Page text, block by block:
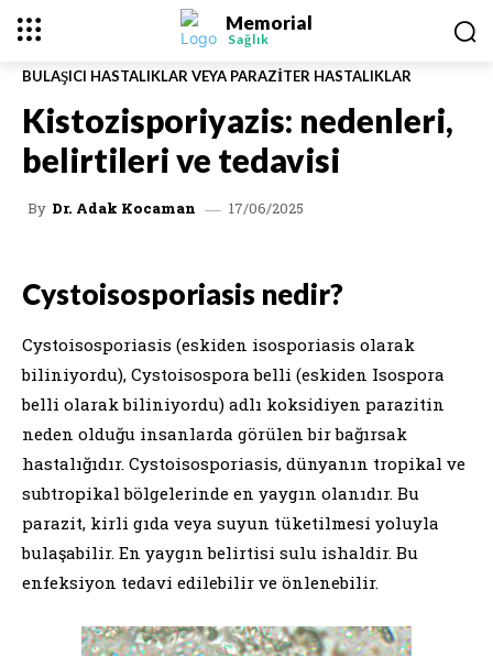
Memorial
Sağlık
BULAŞICI HASTALIKLAR VEYA PARAZITER HASTALIKLAR
Kistozisporiyazis: nedenleri,
belirtileri ve tedavisi
By Dr. Adak Kocaman 17/06/2025
Cystoisosporiasis nedir?
Cystoisosporiasis (eskiden isosporiasis olarak
biliniyordu), Cystoisospora belli (eskiden Isospora
belli olarak biliniyordu) adlı koksidiyen parazitin
neden olduğu insanlarda görülen bir bağırsak
hastalığıdır. Cystoisosporiasis, dünyanın tropikal ve
subtropikal bölgelerinde en yaygın olanıdır. Bu
parazit, kirli gıda veya suyun tüketilmesi yoluyla
bulaşabilir. En yaygın belirtisi sulu ishaldir. Bu
enfeksiyon tedavi edilebilir ve önlenebilir.